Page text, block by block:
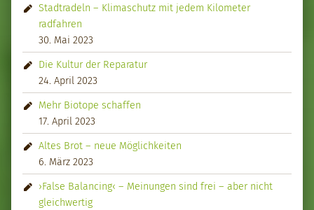
Stadtradeln – Klimaschutz mit jedem Kilometer
radfahren
30. Mai 2023
Die Kultur der Reparatur
24. April 2023
Mehr Biotope schaffen
17. April 2023
Altes Brot – neue Möglichkeiten
6. März 2023
›False Balancing‹ – Meinungen sind frei – aber nicht
gleichwertig